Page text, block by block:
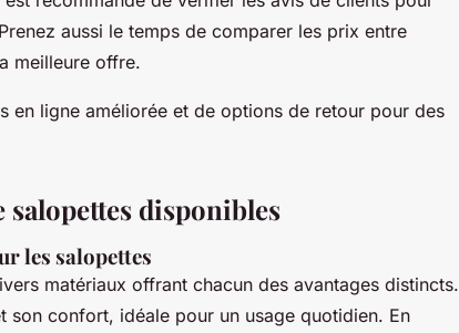
aussi le temps de comparer les prix entre
meilleure offre.
en ligne améliorée et de options de retour pour des
salopettes disponibles
les salopettes
matériaux offrant chacun des avantages distincts.
son confort, idéale pour un usage quotidien. En